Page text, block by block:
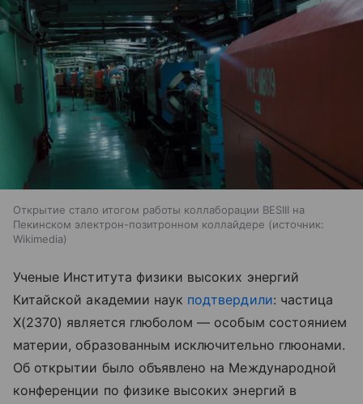
Открытие стало итогом работы коллаборации BESIII на
Пекинском электрон-позитронном коллайдере
источник:
Wikimedia
Ученые Института физики высоких энергий
Китайской академии наук подтвердили: частица
X(2370) является глюболом — особым состоянием
материи, образованным исключительно глюонами.
Об открытии было объявлено на Международной
конференции по физике высоких энергий в